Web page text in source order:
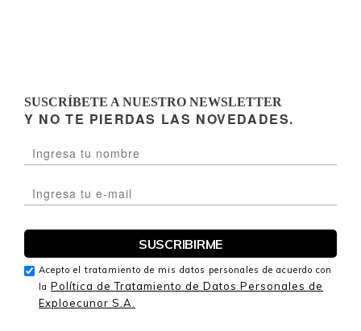
SUSCRÍBETE A NUESTRO NEWSLETTER
Y NO TE PIERDAS LAS NOVEDADES.
Acepto el tratamiento de mis datos personales de acuerdo con
la Política de Tratamiento de Datos Personales de
Exploecunor S.A.